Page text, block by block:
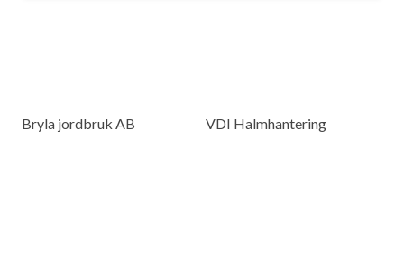
Bryla jordbruk AB VDI Halmhantering